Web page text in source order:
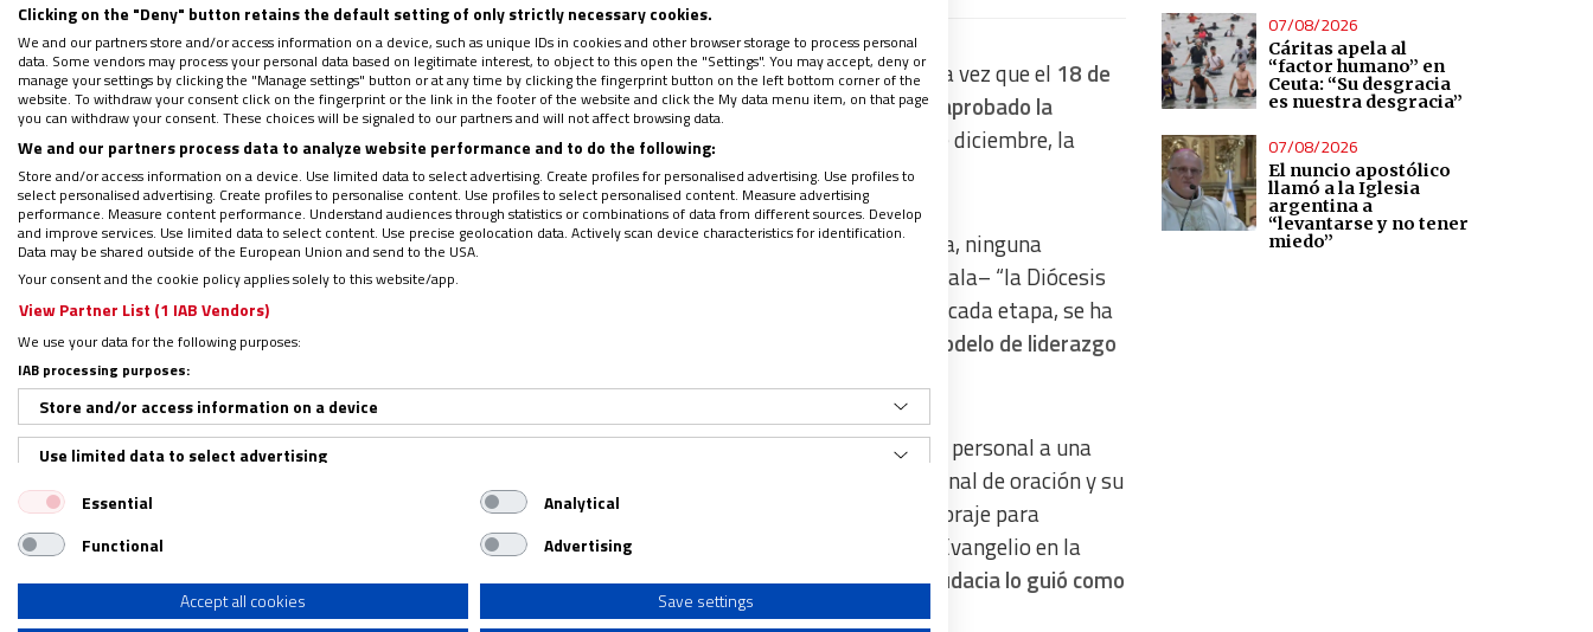
El documento evidencia el “profundo pesar” del obispo de Peoria, Daniel Jenky, CSC, toda vez que el 18 de
noviembre pasado había recibido la notificación formal de que el papa Francisco había aprobado la
beatificación de Fulton Sheen para el 21 de diciembrede este año. “Sin embargo el 2 de diciembre, la
Santa Sede decidió posponer la fecha de beatificación”.
El comunicado, dirigido a la opinión pública, afirma que nunca ha habido, ni existe ahora, ninguna
acusación contra Sheen que lo involucre en el abuso de un menor”; por el contrario –señala– “la Diócesis
de Peoria observa que la vida de Fulton Sheen ha sido investigada minuciosamente. En cada etapa, se ha
demostrado definitivamente que
era un modelo ejemplar de conducta cristiana y un modelo de liderazgo
en la Iglesia
Asegura que en la Diócesis de Peoria, el arzobispo Sheen era conocido por su dedicación personal a una
hora santa diaria en presencia del Santísimo Sacramento. “Aprovechando su vida personal de oración y su
profunda devoción a Nuestro Señor, Fulton Sheen demostró constantemente un gran coraje para
enfrentar los desafíos en nuestra sociedad. Era conocido por su valentía al predicar el Evangelio en la
radio y la televisión frente a nuestra cultura secular. Este mismoespíritu de coraje y audacia lo guió como
obispo a predicar la verdad, defender la fe y salvaguardar la Iglesia”.
07/08/2026
Cáritas apela al
“factor humano” en
Ceuta: “Su desgracia
es nuestra desgracia”
07/08/2026
El nuncio apostólico
llamó a la Iglesia
argentina a
“levantarse y no tener
miedo”
Clicking on the "Deny" button retains the default setting of only strictly necessary cookies.
We and our partners store and/or access information on a device, such as unique IDs in cookies and other browser storage to process personal
data. Some vendors may process your personal data based on legitimate interest, to object to this open the "Settings". You may accept, deny or
manage your settings by clicking the "Manage settings" button or at any time by clicking the fingerprint button on the left bottom corner of the
website. To withdraw your consent click on the fingerprint or the link in the footer of the website and click the My data menu item, on that page
you can withdraw your consent. These choices will be signaled to our partners and will not affect browsing data.
We and our partners process data to analyze website performance and to do the following:
Store and/or access information on a device. Use limited data to select advertising. Create profiles for personalised advertising. Use profiles to
select personalised advertising. Create profiles to personalise content. Use profiles to select personalised content. Measure advertising
performance. Measure content performance. Understand audiences through statistics or combinations of data from different sources. Develop
and improve services. Use limited data to select content. Use precise geolocation data. Actively scan device characteristics for identification.
Data may be shared outside of the European Union and send to the USA.
Your consent and the cookie policy applies solely to this website/app.
View Partner List (1 IAB Vendors)
We use your data for the following purposes:
IAB processing purposes:
Store and/or access information on a device
Use limited data to select advertising
Create profiles for personalised advertising
Use profiles to select personalised advertising
Create profiles to personalise content
Essential
Analytical
Functional
Advertising
Accept all cookies
Save settings